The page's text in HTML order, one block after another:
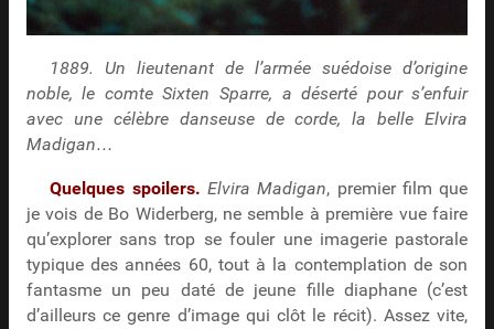
1889. Un lieutenant de l’armée suédoise d’origine
noble, le comte Sixten Sparre, a déserté pour s’enfuir
avec une célèbre danseuse de corde, la belle Elvira
Madigan…
Quelques spoilers. Elvira Madigan, premier film que
je vois de Bo Widerberg, ne semble à première vue faire
qu’explorer sans trop se fouler une imagerie pastorale
typique des années 60, tout à la contemplation de son
fantasme un peu daté de jeune fille diaphane (c’est
d’ailleurs ce genre d’image qui clôt le récit). Assez vite,